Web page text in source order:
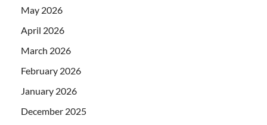
May 2026
April 2026
March 2026
February 2026
January 2026
December 2025